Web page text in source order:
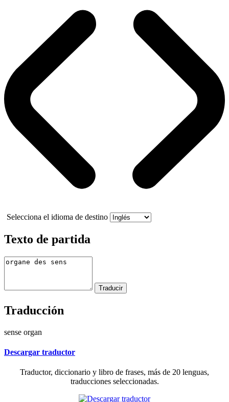
Selecciona el idioma de destino
Texto de partida
Traducción
sense organ
Descargar traductor
Traductor, diccionario y libro de frases, más de 20 lenguas,
traducciones seleccionadas.